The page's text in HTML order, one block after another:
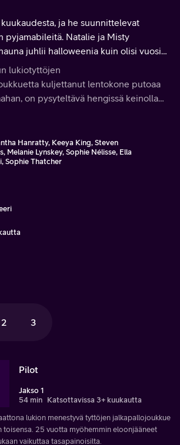
ja he suunnittelevat
pyjamabileitä. Natalie ja Misty
juhlii halloweenia kuin olisi vuosi
lukiotyttöjen
kuljettanut lentokone putoaa
on pysyteltävä hengissä keinolla
Hanratty, Keeya King, Steven
Melanie Lynskey, Sophie Nélisse, Ella
Sophie Thatcher
2 3
Pilot
Jakso 1
54 min Katsottavissa 3+ kuukautta
lukion menestyvä tyttöjen jalkapallojoukkue
toisensa. 25 vuotta myöhemmin eloonjääneet
vaikuttaa tasapainoisilta.